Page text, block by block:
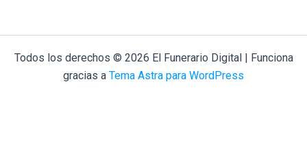
Todos los derechos © 2026 El Funerario Digital | Funciona
gracias a Tema Astra para WordPress